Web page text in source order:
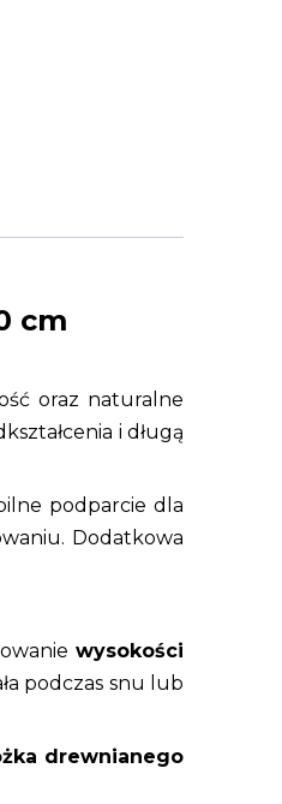
cm
oraz naturalne
i długą
podparcie dla
Dodatkowa
wysokości
podczas snu lub
drewnianego